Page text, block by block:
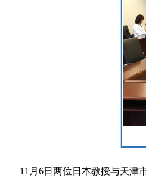
11月6日两位日本教授与天津